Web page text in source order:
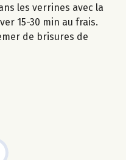
les verrines avec la
15-30 min au frais.
de brisures de